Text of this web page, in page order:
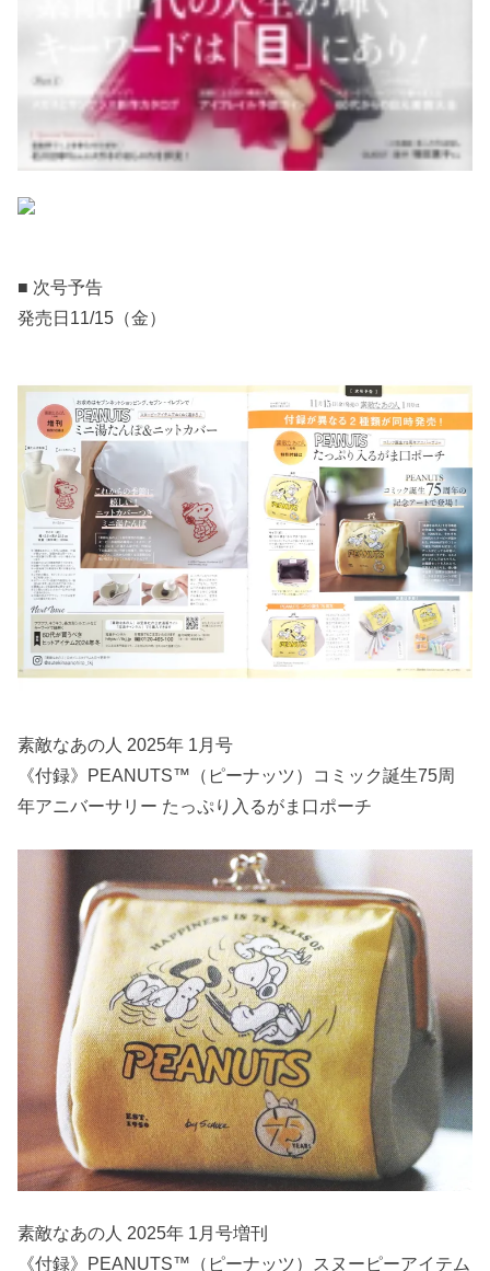
■ 次号予告
発売日11/15（金）
素敵なあの人 2025年 1月号
《付録》PEANUTS™（ピーナッツ）コミック誕生75周
年アニバーサリー たっぷり入るがま口ポーチ
素敵なあの人 2025年 1月号増刊
《付録》PEANUTS™（ピーナッツ）スヌーピーアイテム